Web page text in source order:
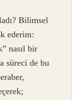
Bilimsel
ederim:
nasıl bir
süreci de bu